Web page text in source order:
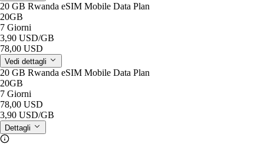
20 GB Rwanda eSIM Mobile Data Plan
20GB
7 Giorni
3,90 USD/GB
78,00 USD
Vedi dettagli
20 GB Rwanda eSIM Mobile Data Plan
20GB
7 Giorni
78,00 USD
3,90 USD/GB
Dettagli